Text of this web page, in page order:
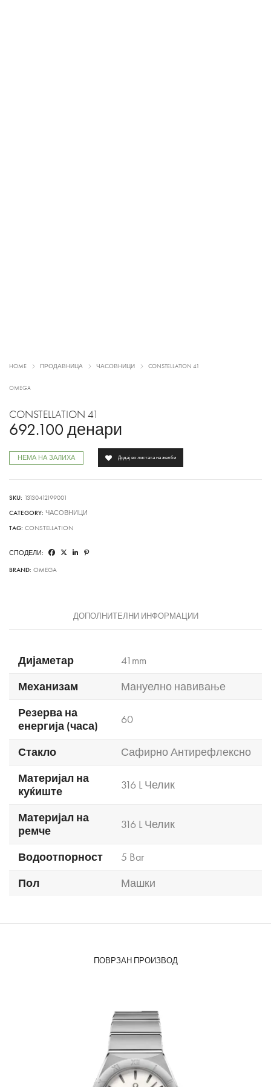
HOME ПРОДАВНИЦА ЧАСОВНИЦИ CONSTELLATION 41
OMEGA
CONSTELLATION 41
692.100 денари
НЕМА НА ЗАЛИХА Додај во листата на желби
SKU: 13130412199001
CATEGORY: ЧАСОВНИЦИ
TAG: CONSTELLATION
СПОДЕЛИ:
BRAND: OMEGA
ДОПОЛНИТЕЛНИ ИНФОРМАЦИИ
Дијаметар
41mm
Механизам
Мануелно навивање
Резерва на
енергија (часа)
60
Стакло
Сафирно Антирефлексно
Материјал на
куќиште
316 L Челик
Материјал на
ремче
316 L Челик
Водоотпорност
5 Bar
Пол
Машки
ПОВРЗАН ПРОИЗВОД